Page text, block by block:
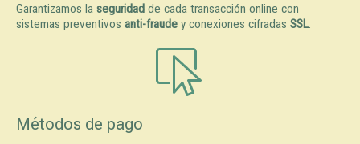
Garantizamos la seguridad de cada transacción online con
sistemas preventivos anti-fraude y conexiones cifradas SSL.
Métodos de pago